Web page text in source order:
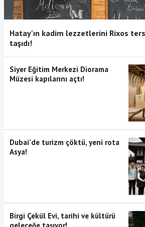
Hatay'ın kadim lezzetlerini Rixos
taşıdı!
Siyer Eğitim Merkezi Diorama
Müzesi kapılarını açtı!
Dubai’de turizm çöktü, yeni rota
Asya!
Birgi Çekül Evi, tarihi ve kültürü